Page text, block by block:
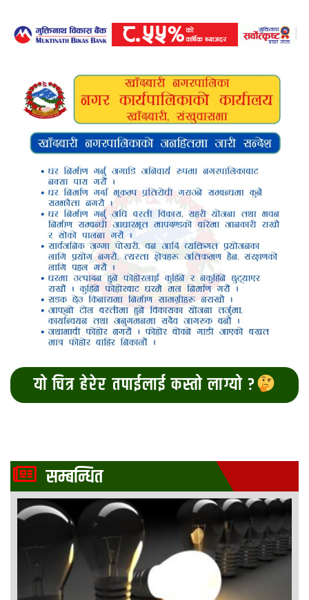
यो चित्र हेरेर तपाईलाई कस्तो लाग्यो ?
सम्बन्धित